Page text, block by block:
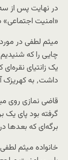
در نهایت پس از
«امنیت اجتماعی»
میثم لطفی در
چایی را که
یک زانتیای
داشت٬ به کهریزک آمده بود.»
قاضی نمازی روی
برگه‌ای که بعد‌ها
خانواده میثم